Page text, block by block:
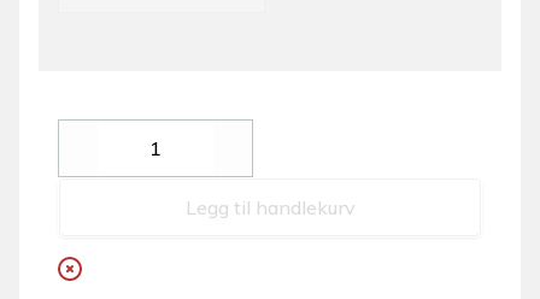
Decrease
Legg til handlekurv